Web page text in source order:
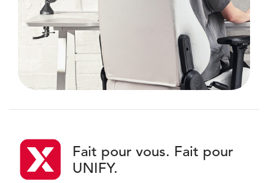
Fait pour vous. Fait pour
UNIFY.